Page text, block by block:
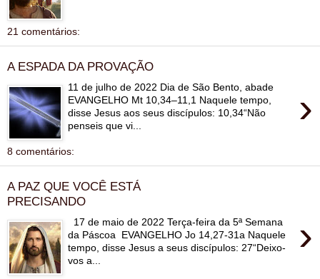
21 comentários:
A ESPADA DA PROVAÇÃO
›
11 de julho de 2022 Dia de São Bento, abade
EVANGELHO Mt 10,34–11,1 Naquele tempo,
disse Jesus aos seus discípulos: 10,34“Não
penseis que vi...
8 comentários:
A PAZ QUE VOCÊ ESTÁ
PRECISANDO
›
17 de maio de 2022 Terça-feira da 5ª Semana
da Páscoa EVANGELHO Jo 14,27-31a Naquele
tempo, disse Jesus a seus discípulos: 27“Deixo-
vos a...